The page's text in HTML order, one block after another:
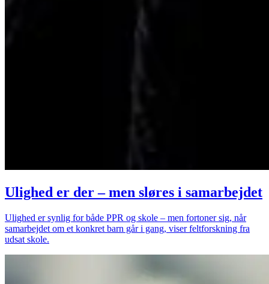
Ulighed er der – men sløres i samarbejdet
Ulighed er synlig for både PPR og skole – men fortoner sig, når
samarbejdet om et konkret barn går i gang, viser feltforskning fra
udsat skole.